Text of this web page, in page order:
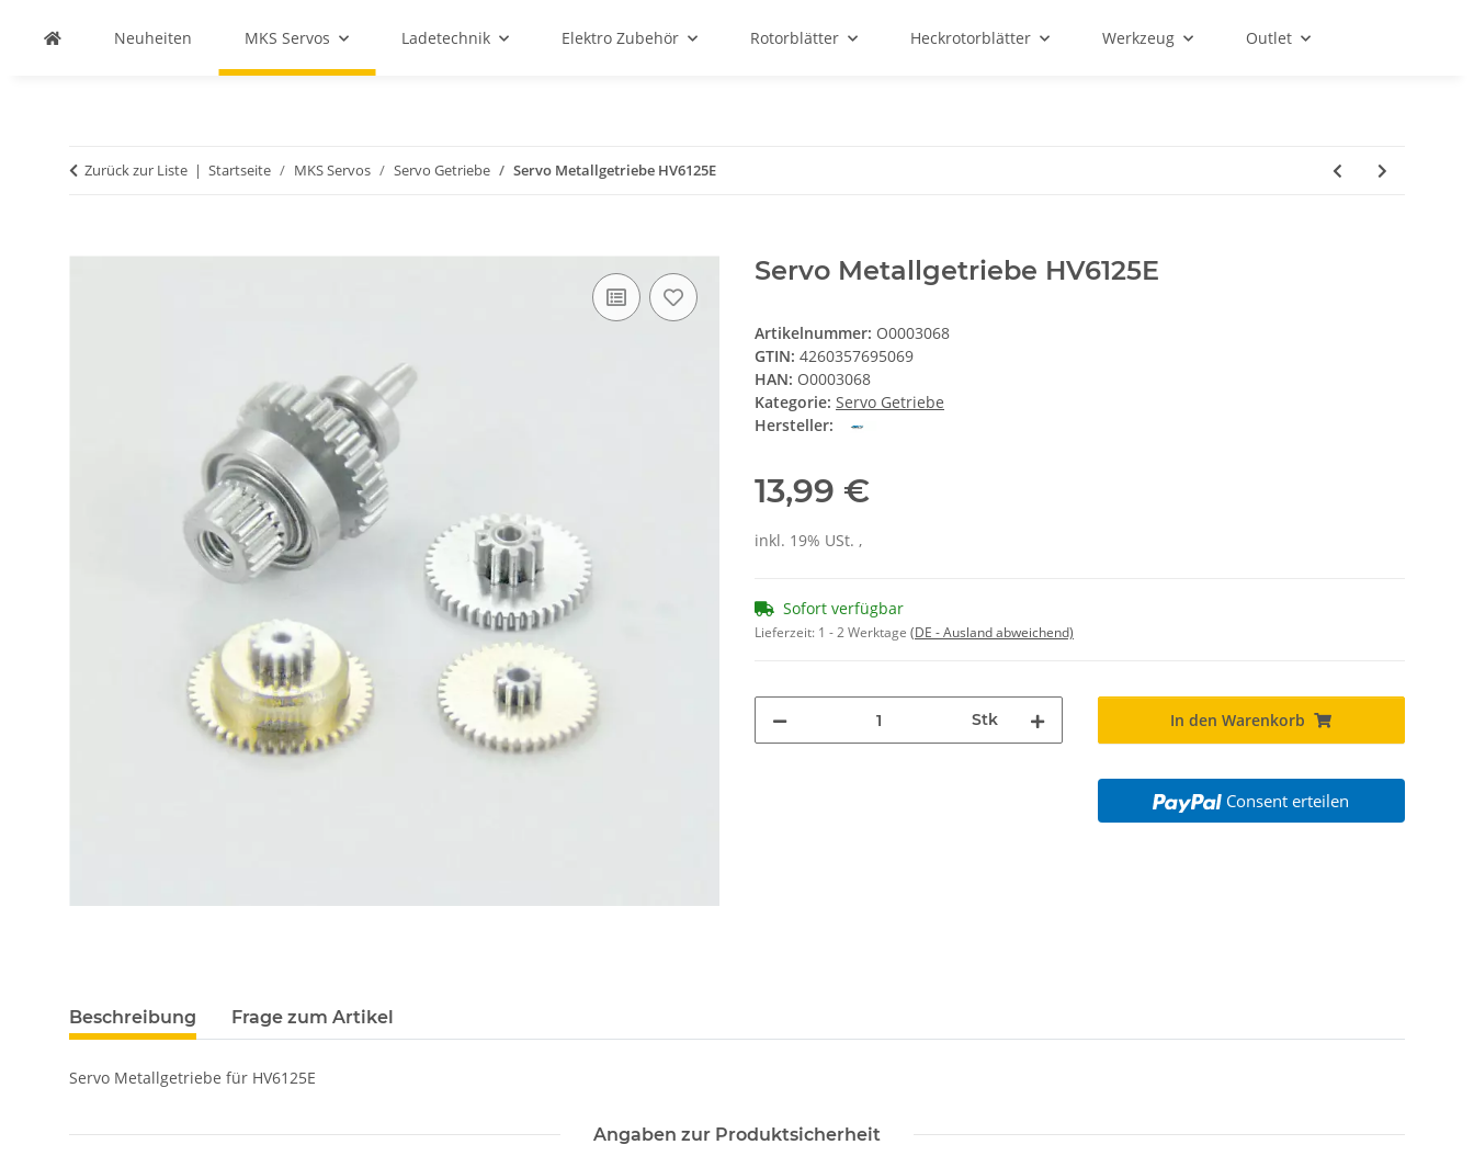
Neuheiten MKS Servos Ladetechnik Elektro Zubehör Rotorblätter Heckrotorblätter Werkzeug Outlet
Zurück zur Liste Startseite MKS Servos Servo Getriebe Servo Metallgetriebe HV6125E
Servo Metallgetriebe HV6125E
Artikelnummer: O0003068
GTIN: 4260357695069
HAN: O0003068
Kategorie: Servo Getriebe
Hersteller:
13,99 €
inkl. 19% USt. ,
Sofort verfügbar
Lieferzeit: 1 - 2 Werktage (DE - Ausland abweichend)
Stk In den Warenkorb
Consent erteilen
Beschreibung Frage zum Artikel
Servo Metallgetriebe für HV6125E
Angaben zur Produktsicherheit